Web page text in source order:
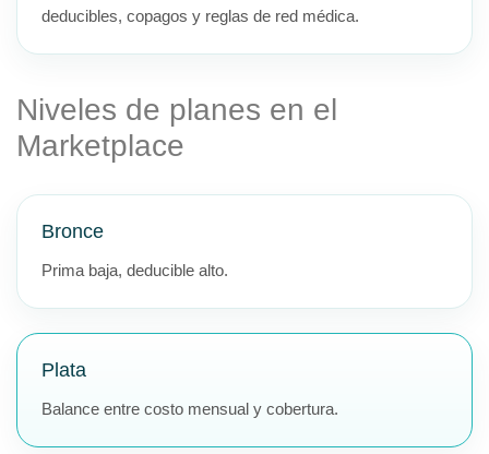
deducibles, copagos y reglas de red médica.
Niveles de planes en el
Marketplace
Bronce
Prima baja, deducible alto.
Plata
Balance entre costo mensual y cobertura.